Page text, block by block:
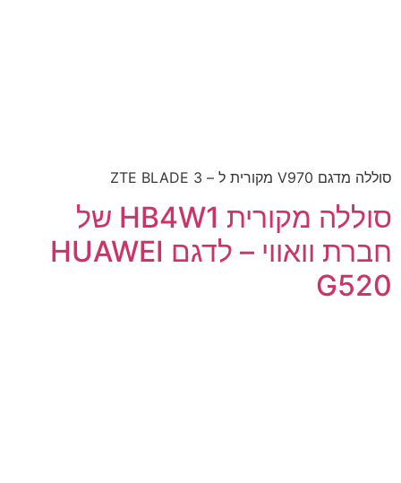
סוללה מדגם V970 מקורית ל – ZTE BLADE 3
סוללה מקורית HB4W1 של
חברת וואווי – לדגם HUAWEI
G520